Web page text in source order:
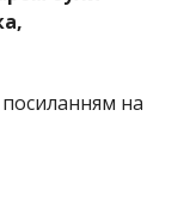
посиланням на